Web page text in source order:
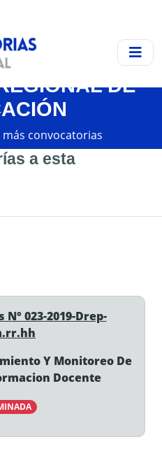
DE
convocatorias
a esta
023-2019-Drep-
Y Monitoreo De
Docente